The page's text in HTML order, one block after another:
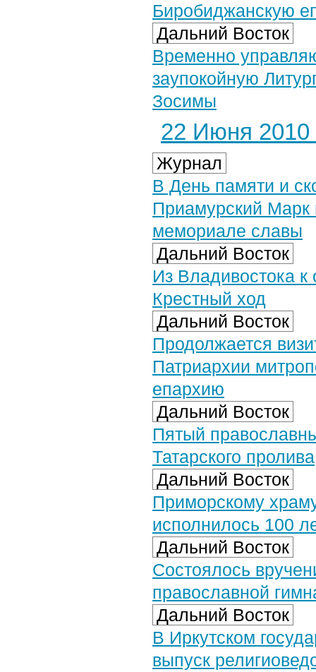
Биробиджанскую
Дальний Восток
Временно
заупокойную
Зосимы
22 Июня 2010
Журнал
В День памяти и
Приамурский Марк
мемориале славы
Дальний Восток
Из Владивостока к
Крестный ход
Дальний Восток
Продолжается
Патриархии
епархию
Дальний Восток
Пятый
Татарского пролива
Дальний Восток
Приморскому
исполнилось 100
Дальний Восток
Состоялось
православной
Дальний Восток
В Иркутском
выпуск